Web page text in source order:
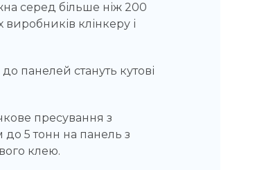
серед більше ніж 200
виробників клінкеру і
панелей стануть кутові
пресування з
5 тонн на панель з
клею.